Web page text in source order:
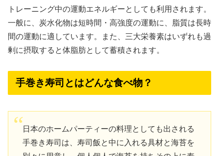
トレーニング中の運動エネルギーとしても利用されます。
一般に、炭水化物は短時間・高強度の運動に、脂質は長時
間の運動に適しています。また、三大栄養素はいずれも過
剰に摂取すると体脂肪として蓄積されます。
手巻き寿司とはどんな食べ物？
日本のホームパーティーの料理としても出される
手巻き寿司は、寿司飯と中に入れる具材と海苔を